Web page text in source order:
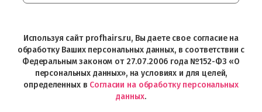
Telegram
Используя сайт profhairs.ru, Вы даете свое согласие на
обработку Ваших персональных данных, в соответствии с
Федеральным законом от 27.07.2006 года №152-ФЗ «О
персональных данных», на условиях и для целей,
определенных в Согласии на обработку персональных
данных.